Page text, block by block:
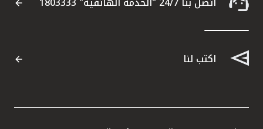
اتصل بنا
مواقع الفروع المصرفية للشركات
اكتب لنا